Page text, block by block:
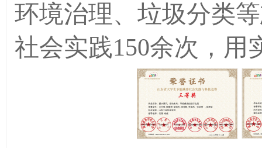
环境治理、垃圾分类
社会实践150余次，用